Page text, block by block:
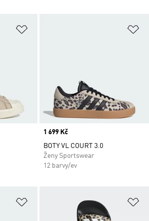
Price
1 699 Kč
BOTY VL COURT 3.0
Ženy Sportswear
12 barvy/ev
Přidat do seznamu přání